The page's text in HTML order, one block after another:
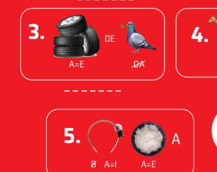
Peserta Warnai
Anniversary
Daftar